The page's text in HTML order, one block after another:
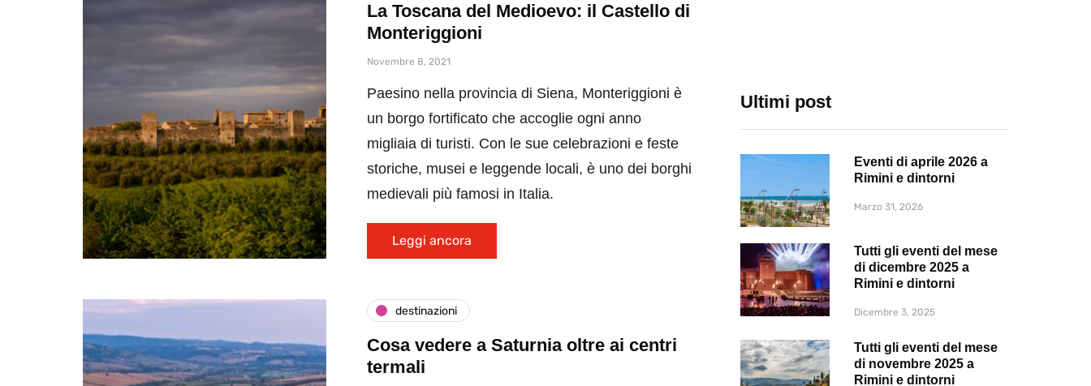
La Toscana del Medioevo: il Castello di
Monteriggioni
Novembre 8, 2021
Paesino nella provincia di Siena, Monteriggioni è
un borgo fortificato che accoglie ogni anno
migliaia di turisti. Con le sue celebrazioni e feste
storiche, musei e leggende locali, è uno dei borghi
medievali più famosi in Italia.
Leggi ancora
destinazioni
Cosa vedere a Saturnia oltre ai centri
termali
Ultimi post
Eventi di aprile 2026 a
Rimini e dintorni
Marzo 31, 2026
Tutti gli eventi del mese
di dicembre 2025 a
Rimini e dintorni
Dicembre 3, 2025
Tutti gli eventi del mese
di novembre 2025 a
Rimini e dintorni